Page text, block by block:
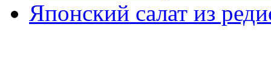
Японский салат из